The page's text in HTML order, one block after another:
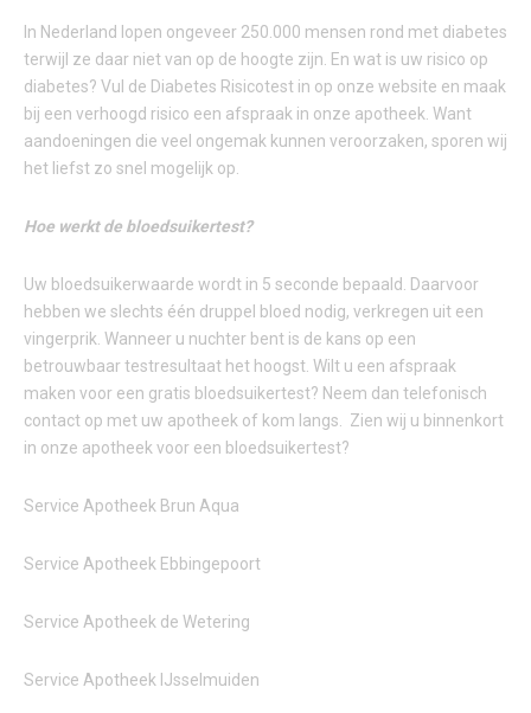
In Nederland lopen ongeveer 250.000 mensen rond met diabetes
terwijl ze daar niet van op de hoogte zijn. En wat is uw risico op
diabetes? Vul de Diabetes Risicotest in op onze website en maak
bij een verhoogd risico een afspraak in onze apotheek. Want
aandoeningen die veel ongemak kunnen veroorzaken, sporen wij
het liefst zo snel mogelijk op.
Hoe werkt de bloedsuikertest?
Uw bloedsuikerwaarde wordt in 5 seconde bepaald. Daarvoor
hebben we slechts één druppel bloed nodig, verkregen uit een
vingerprik. Wanneer u nuchter bent is de kans op een
betrouwbaar testresultaat het hoogst. Wilt u een afspraak
maken voor een gratis bloedsuikertest? Neem dan telefonisch
contact op met uw apotheek of kom langs. Zien wij u binnenkort
in onze apotheek voor een bloedsuikertest?
Service Apotheek Brun Aqua
Service Apotheek Ebbingepoort
Service Apotheek de Wetering
Service Apotheek IJsselmuiden